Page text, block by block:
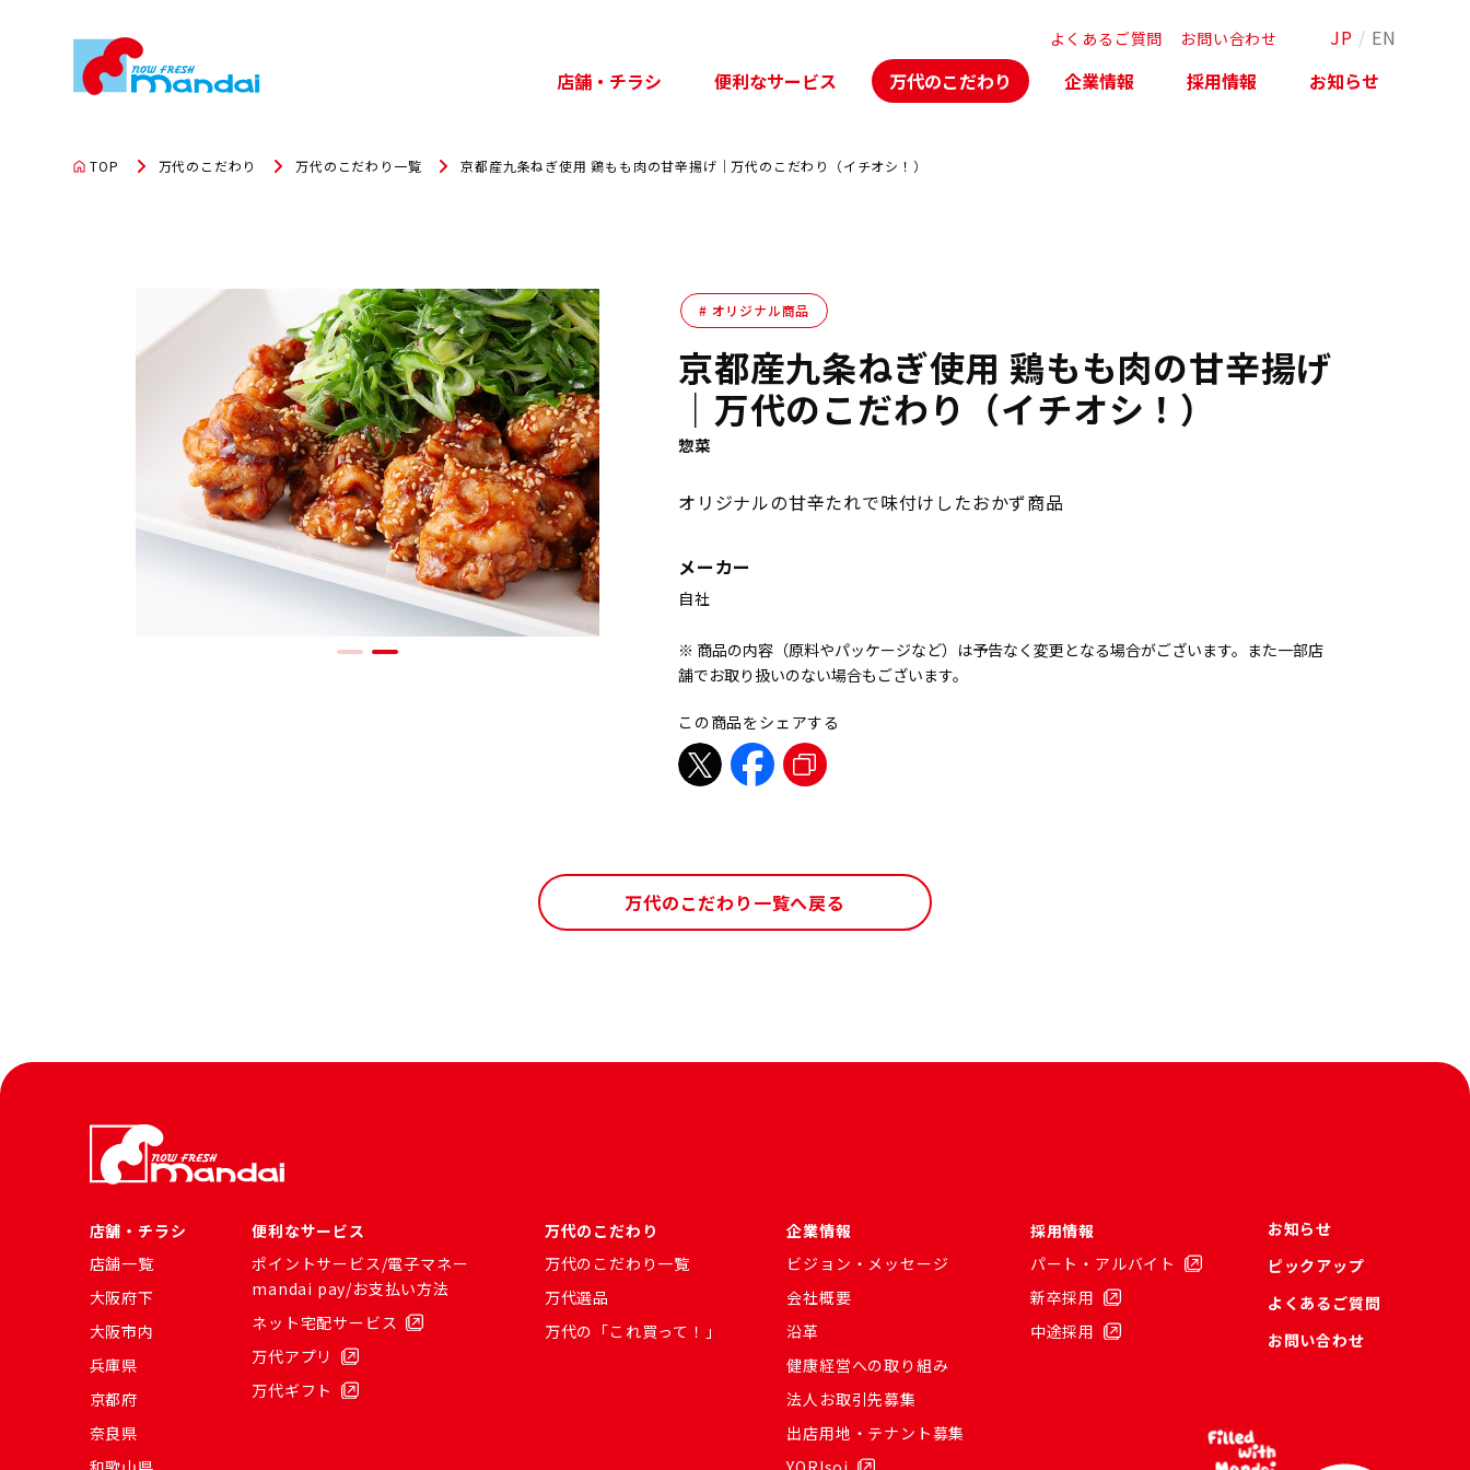
店舗・チラシ 便利なサービス 万代のこだわり 企業情報 採用情報 お知らせ
よくあるご質問 お問い合わせ JP / EN
TOP 万代のこだわり 万代のこだわり一覧 京都産九条ねぎ使用 鶏もも肉の甘辛揚げ｜万代のこだわり（イチオシ！）
オリジナル商品
京都産九条ねぎ使用 鶏もも肉の甘辛揚げ
｜万代のこだわり（イチオシ！）
惣菜
オリジナルの甘辛たれで味付けしたおかず商品
メーカー
自社
※ 商品の内容（原料やパッケージなど）は予告なく変更となる場合がございます。また一部店
舗でお取り扱いのない場合もございます。
この商品をシェアする
万代のこだわり一覧へ戻る
店舗・チラシ
店舗一覧
大阪府下
大阪市内
兵庫県
京都府
奈良県
便利なサービス
ポイントサービス/電子マネー
mandai pay/お支払い方法
ネット宅配サービス
万代アプリ
万代ギフト
万代のこだわり
万代のこだわり一覧
万代選品
万代の「これ買って！」
企業情報
ビジョン・メッセージ
会社概要
沿革
健康経営への取り組み
法人お取引先募集
出店用地・テナント募集
採用情報
パート・アルバイト
新卒採用
中途採用
お知らせ
ピックアップ
よくあるご質問
お問い合わせ